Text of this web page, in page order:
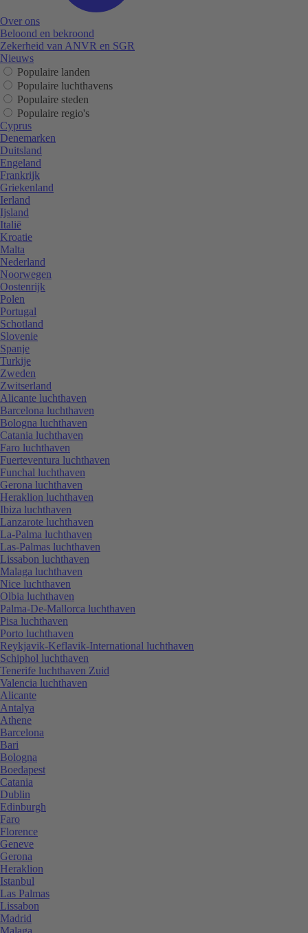
Over ons
Beloond en bekroond
Zekerheid van ANVR en SGR
Nieuws
Populaire landen
Populaire luchthavens
Populaire steden
Populaire regio's
Cyprus
Denemarken
Duitsland
Engeland
Frankrijk
Griekenland
Ierland
Ijsland
Italië
Kroatie
Malta
Nederland
Noorwegen
Oostenrijk
Polen
Portugal
Schotland
Slovenie
Spanje
Turkije
Zweden
Zwitserland
Alicante luchthaven
Barcelona luchthaven
Bologna luchthaven
Catania luchthaven
Faro luchthaven
Fuerteventura luchthaven
Funchal luchthaven
Gerona luchthaven
Heraklion luchthaven
Ibiza luchthaven
Lanzarote luchthaven
La-Palma luchthaven
Las-Palmas luchthaven
Lissabon luchthaven
Malaga luchthaven
Nice luchthaven
Olbia luchthaven
Palma-De-Mallorca luchthaven
Pisa luchthaven
Porto luchthaven
Reykjavik-Keflavik-International luchthaven
Schiphol luchthaven
Tenerife luchthaven Zuid
Valencia luchthaven
Alicante
Antalya
Athene
Barcelona
Bari
Bologna
Boedapest
Catania
Dublin
Edinburgh
Faro
Florence
Geneve
Gerona
Heraklion
Istanbul
Las Palmas
Lissabon
Madrid
Malaga